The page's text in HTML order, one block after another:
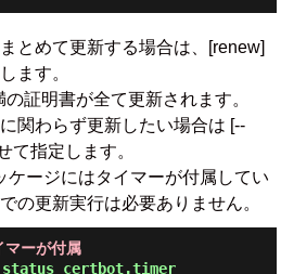
とめて更新する場合は、[renew]
ます。
証明書が全て更新されます。
関わらず更新したい場合は [--
て指定します。
ケージにはタイマーが付属してい
の更新実行は必要ありません。
ーが付属
status certbot.timer